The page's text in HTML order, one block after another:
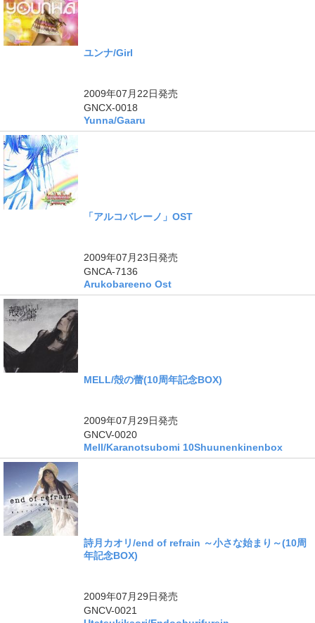
ユンナ/Girl
2009年07月22日発売
GNCX-0018
Yunna/Gaaru
「アルコバレーノ」OST
2009年07月23日発売
GNCA-7136
Arukobareeno Ost
MELL/殻の蕾(10周年記念BOX)
2009年07月29日発売
GNCV-0020
Mell/Karanotsubomi 10Shuunenkinenbox
詩月カオリ/end of refrain ～小さな始まり～(10周
年記念BOX)
2009年07月29日発売
GNCV-0021